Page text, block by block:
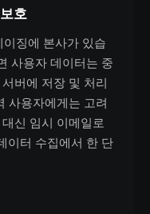
호
징에 본사가 있습
사용자 데이터는 중
버에 저장 및 처리
사용자에게는 고려
신 임시 이메일로
이터 수집에서 한 단